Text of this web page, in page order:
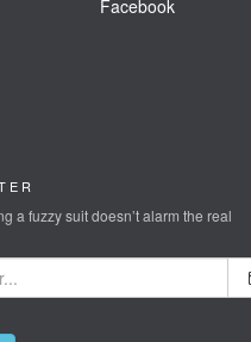
Facebook
a fuzzy suit doesn’t alarm the real